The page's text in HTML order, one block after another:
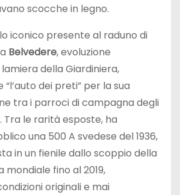
scocche in legno.
iconico presente al raduno di
Belvedere, evoluzione
della Giardiniera,
dei preti” per la sua
tra i parroci di campagna degli
Tra le rarità esposte, ha
una 500 A svedese del 1936,
in un fienile dallo scoppio della
fino al 2019,
originali e mai